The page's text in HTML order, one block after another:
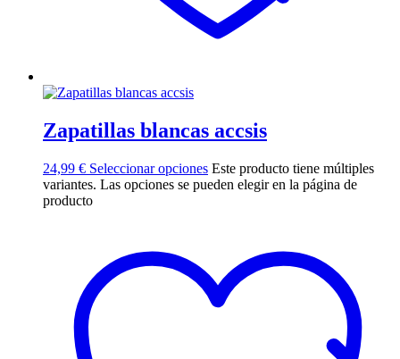
Zapatillas blancas accsis
24,99 € Seleccionar opciones Este producto tiene múltiples
variantes. Las opciones se pueden elegir en la página de
producto